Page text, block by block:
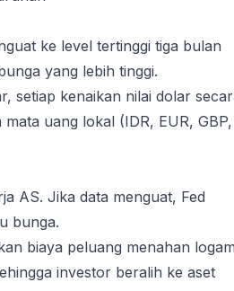
ke level tertinggi tiga bulan
yang lebih tinggi.
setiap kenaikan nilai dolar
uang lokal (IDR, EUR, GBP,
AS. Jika data menguat, Fed
bunga.
biaya peluang menahan
investor beralih ke aset